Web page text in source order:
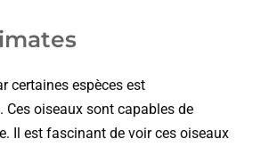
certaines espèces est
oiseaux sont capables de
Il est fascinant de voir ces oiseaux